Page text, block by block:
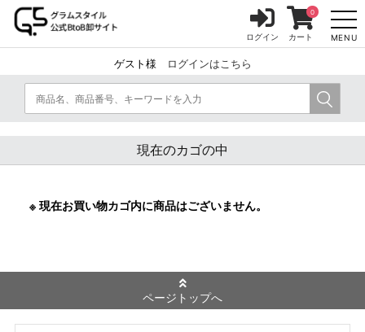
ゲスト様 ログインはこちら
MENU
ログイン カート
0
現在のカゴの中
※ 現在お買い物カゴ内に商品はございません。
ページトップへ